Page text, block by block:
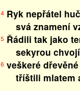
4 Ryk nepřátel
svá znamení
5 Řádili tak jako
sekyrou chvojí
6 veškeré
tříštili mlatem